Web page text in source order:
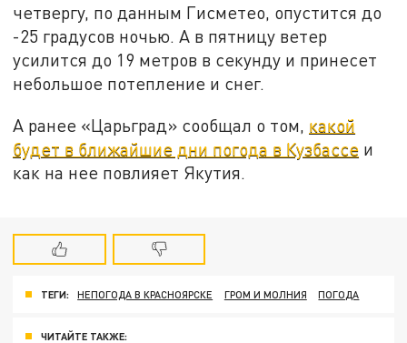
четвергу, по данным Гисметео, опустится до
-25 градусов ночью. А в пятницу ветер
усилится до 19 метров в секунду и принесет
небольшое потепление и снег.
А ранее «Царьград» сообщал о том, какой
будет в ближайшие дни погода в Кузбассе и
как на нее повлияет Якутия.
ТЕГИ: НЕПОГОДА В КРАСНОЯРСКЕ ГРОМ И МОЛНИЯ ПОГОДА
ЧИТАЙТЕ ТАКЖЕ: